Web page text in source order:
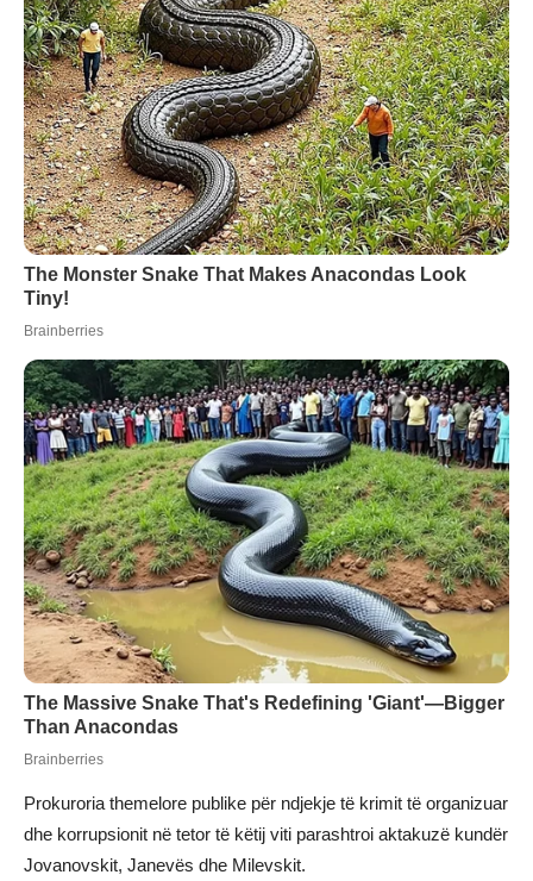
Prokuroria themelore publike për ndjekje të krimit të organizuar
dhe korrupsionit në tetor të këtij viti parashtroi aktakuzë kundër
Jovanovskit, Janevës dhe Milevskit.